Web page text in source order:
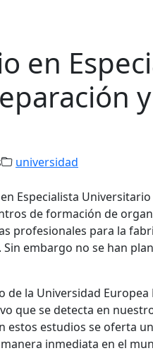
en
universidad
de formación de
profesionales para la
embargo no se han
la Universidad
que se detecta en
estos estudios se oferta
inmediata en el